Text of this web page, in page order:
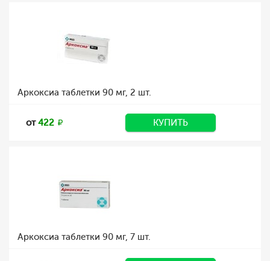
Аркоксиа таблетки 90 мг, 2 шт.
от422 КУПИТЬ
Аркоксиа таблетки 90 мг, 7 шт.